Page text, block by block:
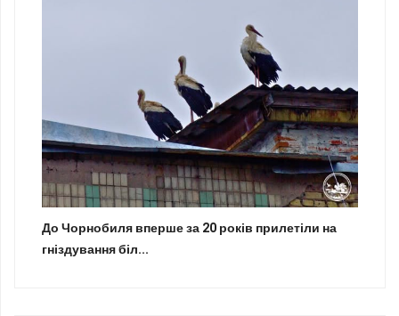
До Чорнобиля вперше за 20 років прилетіли на
гніздування біл...